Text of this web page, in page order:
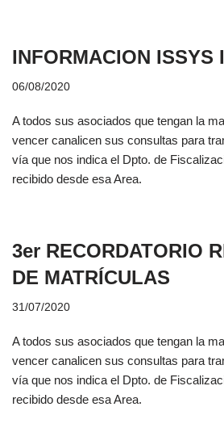
INFORMACION ISSYS
06/08/2020
A todos sus asociados que tengan la
vencer canalicen sus consultas para
vía que nos indica el Dpto. de
recibido desde esa Area.
3er RECORDATORIO
DE MATRÍCULAS
31/07/2020
A todos sus asociados que tengan la
vencer canalicen sus consultas para
vía que nos indica el Dpto. de
recibido desde esa Area.